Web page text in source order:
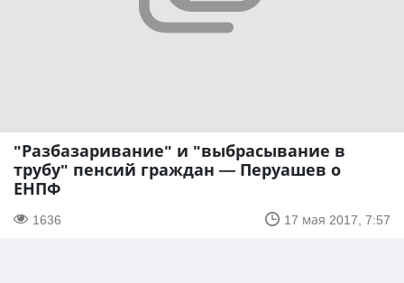
"Разбазаривание" и "выбрасывание в
трубу" пенсий граждан — Перуашев о
ЕНПФ
1636 17 мая 2017, 7:57